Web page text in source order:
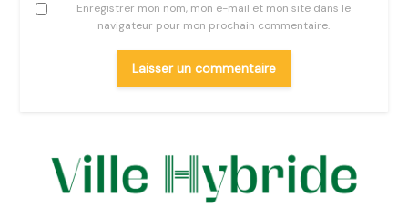
Enregistrer mon nom, mon e-mail et mon site dans le
navigateur pour mon prochain commentaire.